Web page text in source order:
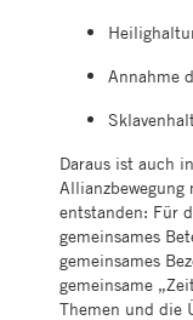
Annahme
Daraus ist auch
entstanden: Für
gemeinsames
gemeinsames
gemeinsame
Themen und die